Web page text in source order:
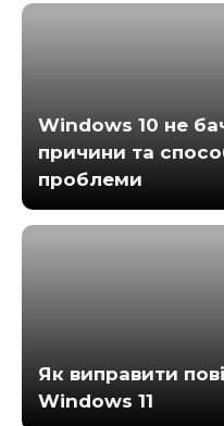
Windows 10 не
причини та
проблеми
Як виправити
Windows 11